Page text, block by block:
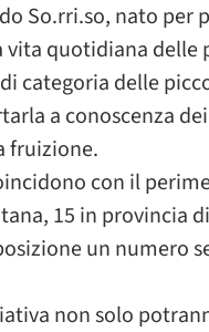
So.rri.so, nato per
quotidiana
categoria delle
a conoscenza
fruizione.
con il
15 in provincia
un numero
non solo